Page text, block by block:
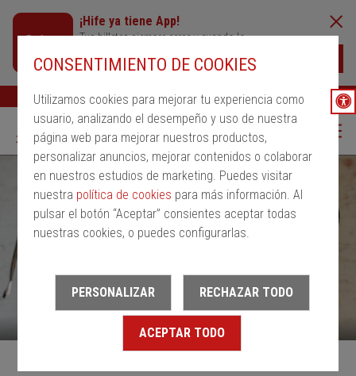
CONSENTIMIENTO DE COOKIES
Utilizamos cookies para mejorar tu experiencia como
usuario, analizando el desempeño y uso de nuestra
página web para mejorar nuestros productos,
personalizar anuncios, mejorar contenidos o colaborar
en nuestros estudios de marketing. Puedes visitar
nuestra política de cookies para más información. Al
pulsar el botón “Aceptar” consientes aceptar todas
nuestras cookies, o puedes configurarlas.
PERSONALIZAR RECHAZAR TODO
ACEPTAR TODO
¡Hife ya tiene App!
Tus billetes siempre cerca y cuando lo
Buscar Ayuda ESP